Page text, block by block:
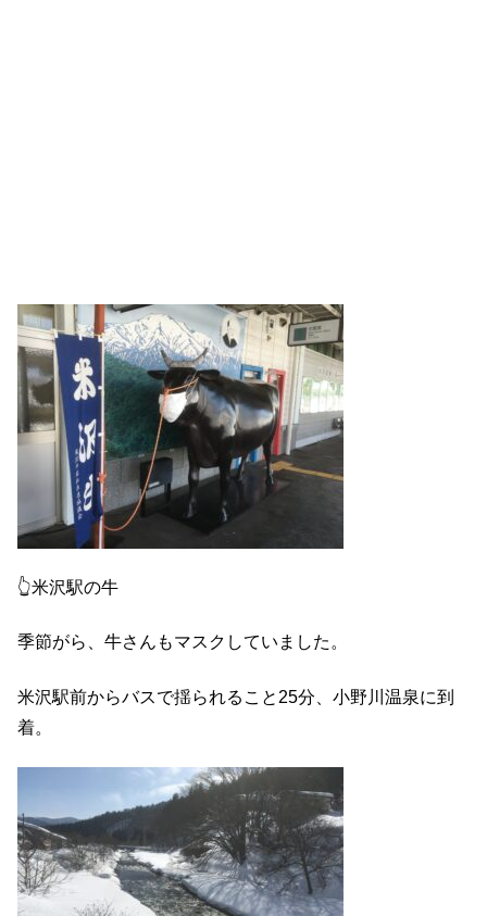
👆米沢駅の牛
季節がら、牛さんもマスクしていました。
米沢駅前からバスで揺られること25分、小野川温泉に到
着。